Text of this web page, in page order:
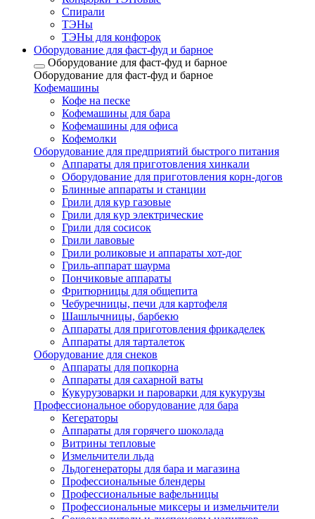
Спирали
ТЭНы
ТЭНы для конфорок
Оборудование для фаст-фуд и барное
Оборудование для фаст-фуд и барное
Оборудование для фаст-фуд и барное
Кофемашины
Кофе на песке
Кофемашины для бара
Кофемашины для офиса
Кофемолки
Оборудование для предприятий быстрого питания
Аппараты для приготовления хинкали
Оборудование для приготовления корн-догов
Блинные аппараты и станции
Грили для кур газовые
Грили для кур электрические
Грили для сосисок
Грили лавовые
Грили роликовые и аппараты хот-дог
Гриль-аппарат шаурма
Пончиковые аппараты
Фритюрницы для общепита
Чебуречницы, печи для картофеля
Шашлычницы, барбекю
Аппараты для приготовления фрикаделек
Аппараты для тарталеток
Оборудование для снеков
Аппараты для попкорна
Аппараты для сахарной ваты
Кукурузоварки и пароварки для кукурузы
Профессиональное оборудование для бара
Кегераторы
Аппараты для горячего шоколада
Витрины тепловые
Измельчители льда
Льдогенераторы для бара и магазина
Профессиональные блендеры
Профессиональные вафельницы
Профессиональные миксеры и измельчители